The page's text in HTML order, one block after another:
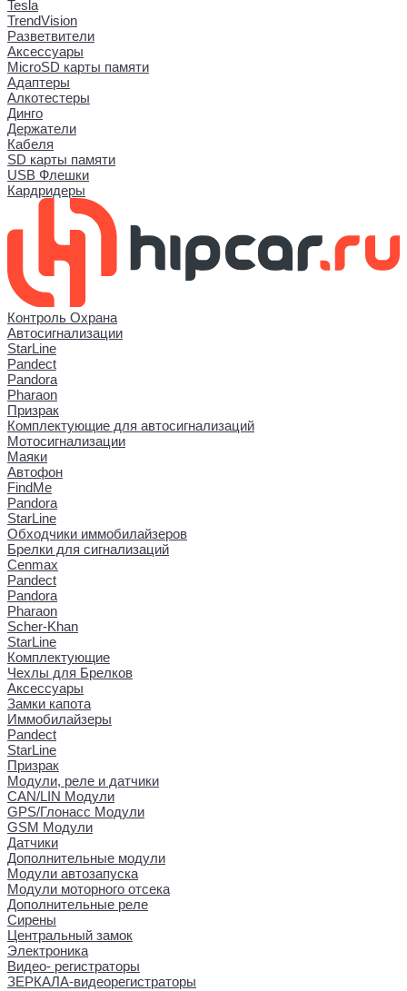
Tesla
TrendVision
Разветвители
Аксессуары
MicroSD карты памяти
Адаптеры
Алкотестеры
Динго
Держатели
Кабеля
SD карты памяти
USB Флешки
Кардридеры
Контроль Охрана
Автосигнализации
StarLine
Pandect
Pandora
Pharaon
Призрак
Комплектующие для автосигнализаций
Мотосигнализации
Маяки
Автофон
FindMe
Pandora
StarLine
Обходчики иммобилайзеров
Брелки для сигнализаций
Cenmax
Pandect
Pandora
Pharaon
Scher-Khan
StarLine
Комплектующие
Чехлы для Брелков
Аксессуары
Замки капота
Иммобилайзеры
Pandect
StarLine
Призрак
Модули, реле и датчики
CAN/LIN Модули
GPS/Глонасс Модули
GSM Модули
Датчики
Дополнительные модули
Модули автозапуска
Модули моторного отсека
Дополнительные реле
Сирены
Центральный замок
Электроника
Видео- регистраторы
ЗЕРКАЛА-видеорегистраторы